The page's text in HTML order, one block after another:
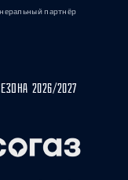
партнёр
2026/2027